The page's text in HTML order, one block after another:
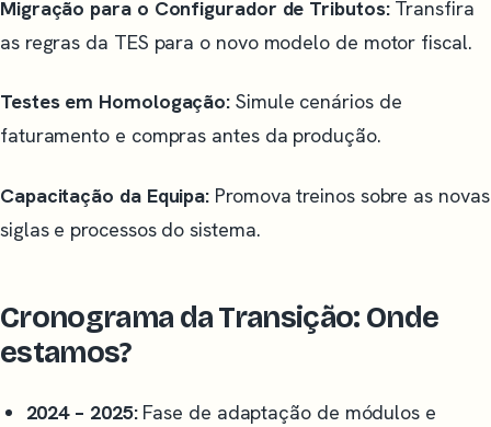
Migração para o Configurador de Tributos:Transfira
as regras da TES para o novo modelo de motor fiscal.
Testes em Homologação: Simule cenários de
faturamento e compras antes da produção.
Capacitação da Equipa: Promova treinos sobre as novas
siglas e processos do sistema.
Cronograma da Transição: Onde
estamos?
2024 – 2025:Fase de adaptação de módulos e